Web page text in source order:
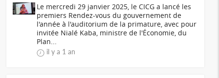
Le mercredi 29 janvier 2025, le CICG a lancé les
premiers Rendez-vous du gouvernement de
l'année à l'auditorium de la primature, avec pour
invitée Nialé Kaba, ministre de l'Économie, du
Plan...
il y a 1 an